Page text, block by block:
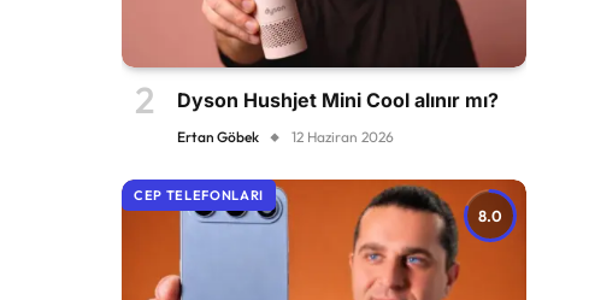
Dyson Hushjet Mini Cool alınır mı?
Ertan Göbek 12 Haziran 2026
8.0
CEP TELEFONLARI